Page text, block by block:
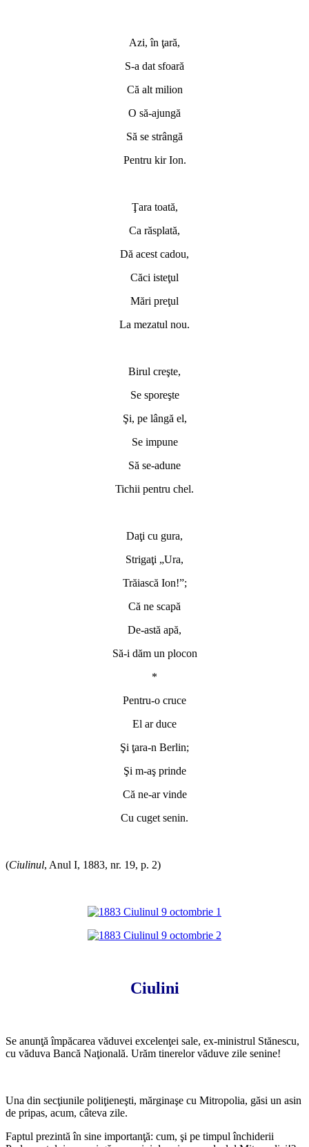
Azi, în ţară,
S-a dat sfoară
Că alt milion
O să-ajungă
Să se strângă
Pentru kir Ion.
Ţara toată,
Ca răsplată,
Dă acest cadou,
Căci isteţul
Mări preţul
La mezatul nou.
Birul creşte,
Se sporeşte
Şi, pe lângă el,
Se impune
Să se-adune
Tichii pentru chel.
Daţi cu gura,
Strigaţi „Ura,
Trăiască Ion!”;
Că ne scapă
De-astă apă,
Să-i dăm un plocon
*
Pentru-o cruce
El ar duce
Şi ţara-n Berlin;
Şi m-aş prinde
Că ne-ar vinde
Cu cuget senin.
(Ciulinul, Anul I, 1883, nr. 19, p. 2)
Ciulini
Se anunţă împăcarea văduvei excelenţei sale, ex-ministrul Stănescu,
cu văduva Bancă Naţională. Urăm tinerelor văduve zile senine!
Una din secţiunile poliţieneşti, mărginaşe cu Mitropolia, găsi un asin
de pripas, acum, câteva zile.
Faptul prezintă în sine importanţă: cum, şi pe timpul închiderii